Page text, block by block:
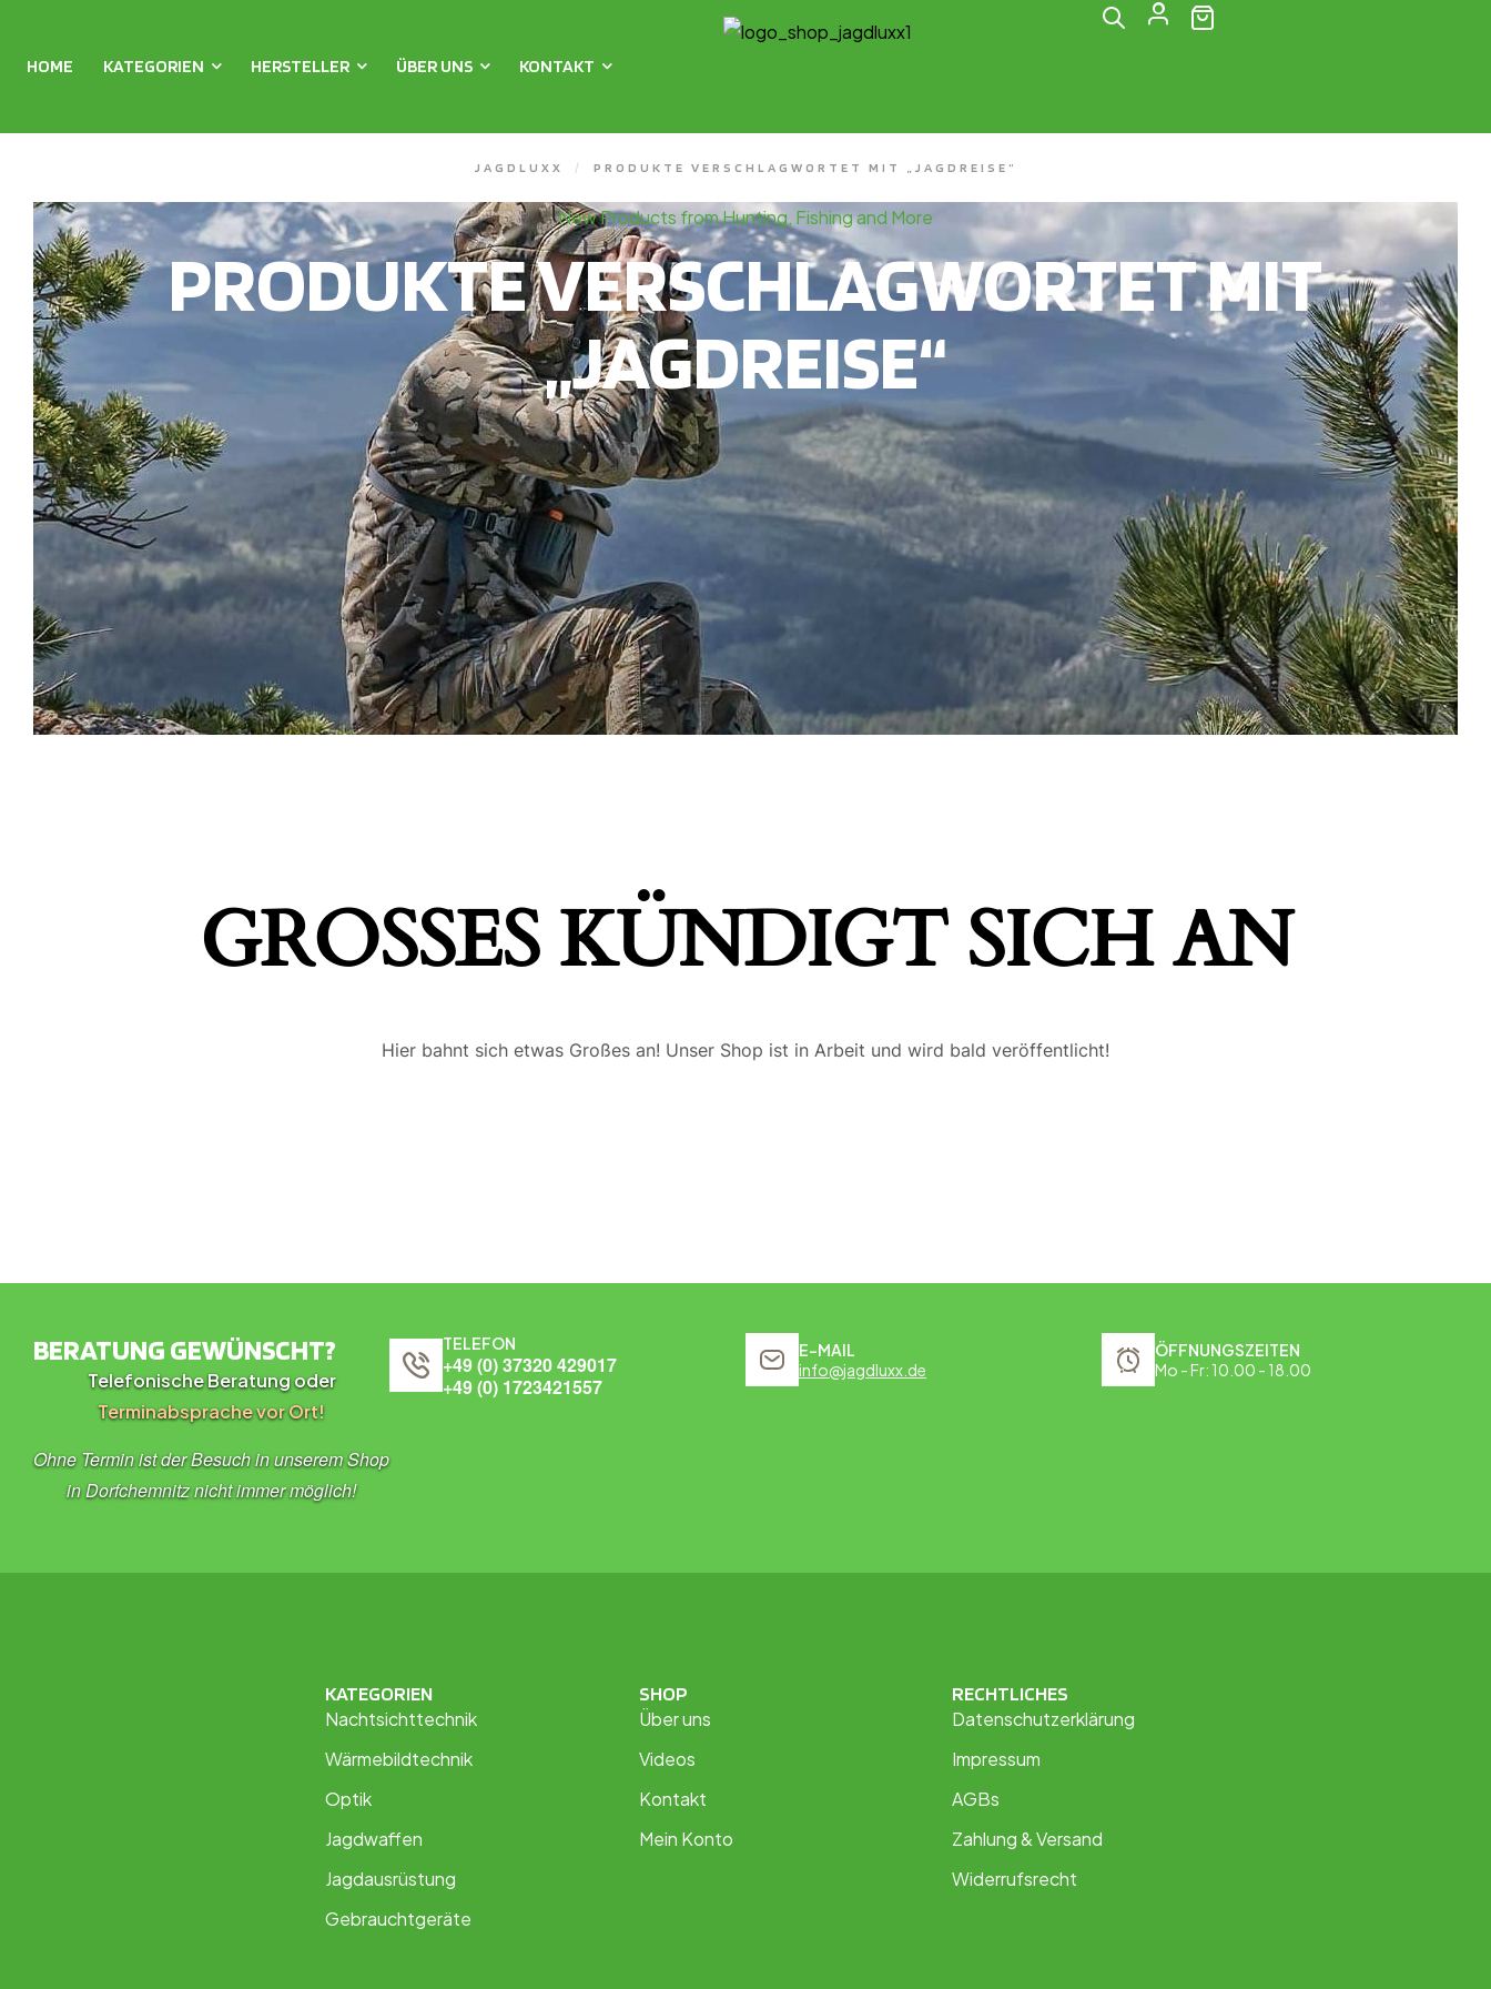
HOME KATEGORIEN HERSTELLER ÜBER UNS KONTAKT
JAGDLUXX / PRODUKTE VERSCHLAGWORTET MIT „JAGDREISE“
New Products from Hunting, Fishing and More
PRODUKTE VERSCHLAGWORTET MIT
„JAGDREISE“
GROSSES KÜNDIGT SICH AN
Hier bahnt sich etwas Großes an! Unser Shop ist in Arbeit und wird bald veröffentlicht!
BERATUNG GEWÜNSCHT?
Telefonische Beratung oder
Terminabsprache vor Ort!
Ohne Termin ist der Besuch in unserem Shop
in Dorfchemnitz nicht immer möglich!
TELEFON
+49 (0) 37320 429017
+49 (0) 1723421557
E-MAIL
info@jagdluxx.de
ÖFFNUNGSZEITEN
Mo - Fr: 10.00 - 18.00
KATEGORIEN
Nachtsichttechnik
Wärmebildtechnik
Optik
Jagdwaffen
Jagdausrüstung
Gebrauchtgeräte
SHOP
Über uns
Videos
Kontakt
Mein Konto
RECHTLICHES
Datenschutzerklärung
Impressum
AGBs
Zahlung & Versand
Widerrufsrecht